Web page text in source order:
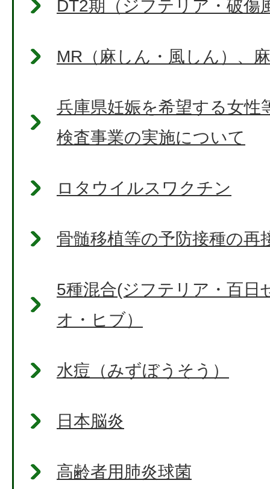
DT2期（ジフテリア・破傷
MR（麻しん・風しん）、
兵庫県妊娠を希望する女性
検査事業の実施について
ロタウイルスワクチン
骨髄移植等の予防接種の再
5種混合(ジフテリア・百日
オ・ヒブ）
水痘（みずぼうそう）
日本脳炎
高齢者用肺炎球菌